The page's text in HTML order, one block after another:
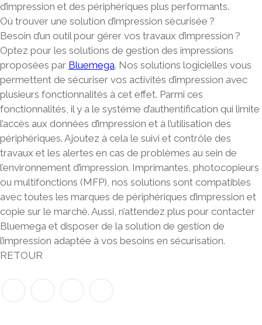
d’impression et des périphériques plus performants.
Où trouver une solution d’impression sécurisée ?
Besoin d’un outil pour gérer vos travaux d’impression ?
Optez pour les solutions de gestion des impressions
proposées par Bluemega. Nos solutions logicielles vous
permettent de sécuriser vos activités d’impression avec
plusieurs fonctionnalités à cet effet. Parmi ces
fonctionnalités, il y a le système d’authentification qui limite
l’accès aux données d’impression et à l’utilisation des
périphériques. Ajoutez à cela le suivi et contrôle des
travaux et les alertes en cas de problèmes au sein de
l’environnement d’impression. Imprimantes, photocopieurs
ou multifonctions (MFP), nos solutions sont compatibles
avec toutes les marques de périphériques d’impression et
copie sur le marché. Aussi, n’attendez plus pour contacter
Bluemega et disposer de la solution de gestion de
l’impression adaptée à vos besoins en sécurisation.
RETOUR